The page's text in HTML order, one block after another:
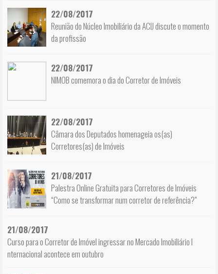
22/08/2017
Reunião do Núcleo Imobiliário da ACIJ discute o momento
da profissão
22/08/2017
NIMOB comemora o dia do Corretor de Imóveis
22/08/2017
Câmara dos Deputados homenageia os(as)
Corretores(as) de Imóveis
21/08/2017
Palestra Online Gratuita para Corretores de Imóveis
“Como se transformar num corretor de referência?”
21/08/2017
Curso para o Corretor de Imóvel ingressar no Mercado Imobiliário I
nternacional acontece em outubro